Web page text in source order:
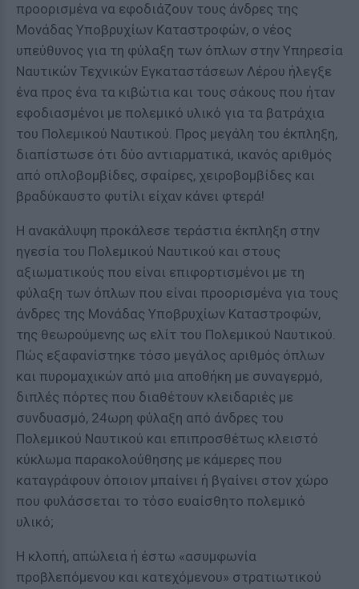
προορισμένα να εφοδιάζουν τους άνδρες της
Μονάδας Υποβρυχίων Καταστροφών, ο νέος
υπεύθυνος για τη φύλαξη των όπλων στην Υπηρεσία
Ναυτικών Τεχνικών Εγκαταστάσεων Λέρου ήλεγξε
ένα προς ένα τα κιβώτια και τους σάκους που ήταν
εφοδιασμένοι με πολεμικό υλικό για τα βατράχια
του Πολεμικού Ναυτικού. Προς μεγάλη του έκπληξη,
διαπίστωσε ότι δύο αντιαρματικά, ικανός αριθμός
από οπλοβομβίδες, σφαίρες, χειροβομβίδες και
βραδύκαυστο φυτίλι είχαν κάνει φτερά!
Η ανακάλυψη προκάλεσε τεράστια έκπληξη στην
ηγεσία του Πολεμικού Ναυτικού και στους
αξιωματικούς που είναι επιφορτισμένοι με τη
φύλαξη των όπλων που είναι προορισμένα για τους
άνδρες της Μονάδας Υποβρυχίων Καταστροφών,
της θεωρούμενης ως ελίτ του Πολεμικού Ναυτικού.
Πώς εξαφανίστηκε τόσο μεγάλος αριθμός όπλων
και πυρομαχικών από μια αποθήκη με συναγερμό,
διπλές πόρτες που διαθέτουν κλειδαριές με
συνδυασμό, 24ωρη φύλαξη από άνδρες του
Πολεμικού Ναυτικού και επιπροσθέτως κλειστό
κύκλωμα παρακολούθησης με κάμερες που
καταγράφουν όποιον μπαίνει ή βγαίνει στον χώρο
που φυλάσσεται το τόσο ευαίσθητο πολεμικό
υλικό;
Η κλοπή, απώλεια ή έστω «ασυμφωνία
προβλεπόμενου και κατεχόμενου» στρατιωτικού